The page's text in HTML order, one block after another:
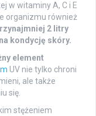
w witaminy A, C i E
organizmu również
2 litry
kondycję skóry.
element
UV nie tylko chroni
ale także
się.
stężeniem